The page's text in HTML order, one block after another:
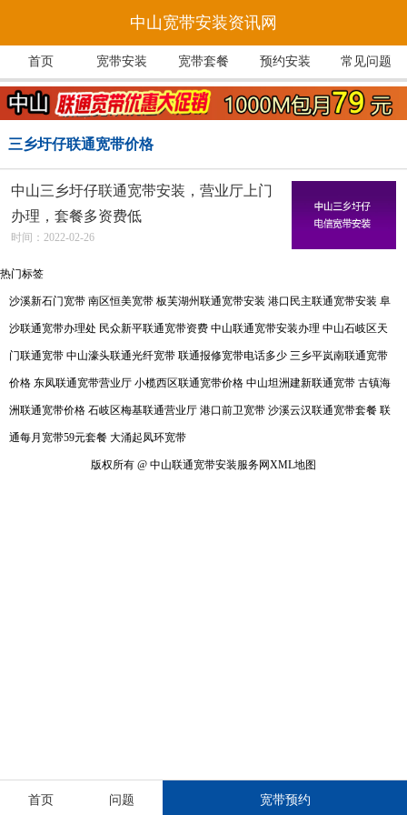
中山宽带安装资讯网
首页 宽带安装 宽带套餐 预约安装 常见问题
三乡圩仔联通宽带价格
中山三乡圩仔联通宽带安装，营业厅上门
办理，套餐多资费低
时间：2022-02-26
热门标签
沙溪新石门宽带 南区恒美宽带 板芙湖州联通宽带安装 港口民主联通宽带安装 阜
沙联通宽带办理处 民众新平联通宽带资费 中山联通宽带安装办理 中山石岐区天
门联通宽带 中山濠头联通光纤宽带 联通报修宽带电话多少 三乡平岚南联通宽带
价格 东凤联通宽带营业厅 小榄西区联通宽带价格 中山坦洲建新联通宽带 古镇海
洲联通宽带价格 石岐区梅基联通营业厅 港口前卫宽带 沙溪云汉联通宽带套餐 联
通每月宽带59元套餐 大涌起凤环宽带
版权所有 @ 中山联通宽带安装服务网XML地图
首页 问题 宽带预约